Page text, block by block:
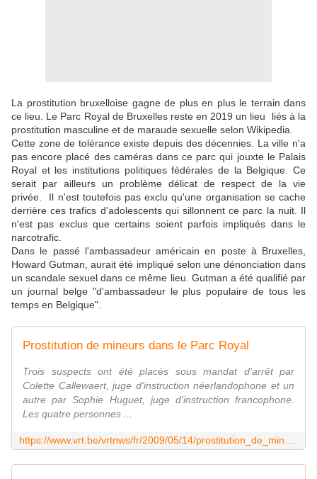
La prostitution bruxelloise gagne de plus en plus le terrain dans
ce lieu. Le Parc Royal de Bruxelles reste en 2019 un lieu liés à la
prostitution masculine et de maraude sexuelle selon Wikipedia.
Cette zone de tolérance existe depuis des décennies. La ville n'a
pas encore placé des caméras dans ce parc qui jouxte le Palais
Royal et les institutions politiques fédérales de la Belgique. Ce
serait par ailleurs un problème délicat de respect de la vie
privée. Il n'est toutefois pas exclu qu'une organisation se cache
derrière ces trafics d'adolescents qui sillonnent ce parc la nuit. Il
n'est pas exclus que certains soient parfois impliqués dans le
narcotrafic.
Dans le passé l'ambassadeur américain en poste à Bruxelles,
Howard Gutman, aurait été impliqué selon une dénonciation dans
un scandale sexuel dans ce même lieu. Gutman a été qualifié par
un journal belge "d'ambassadeur le plus populaire de tous les
temps en Belgique".
Prostitution de mineurs dans le Parc Royal
Trois suspects ont été placés sous mandat d'arrêt par
Colette Callewaert, juge d'instruction néerlandophone et un
autre par Sophie Huguet, juge d'instruction francophone.
Les quatre personnes ...